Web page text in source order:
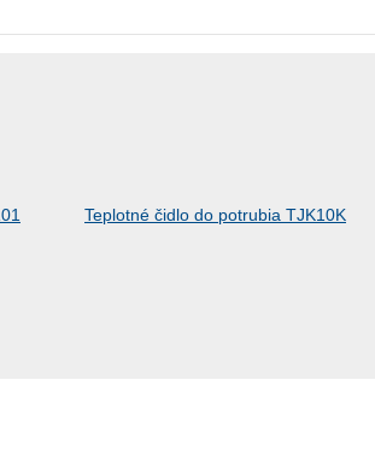
Teplotné čidlo do potrubia TJK10K